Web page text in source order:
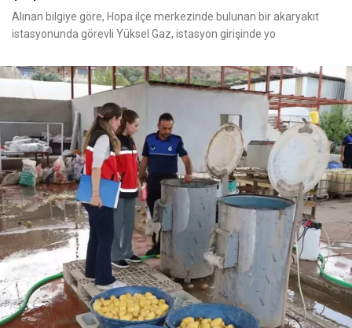
Alınan bilgiye göre, Hopa ilçe merkezinde bulunan bir akaryakıt
istasyonunda görevli Yüksel Gaz, istasyon girişinde yo